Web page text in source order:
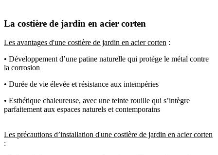
La costière de jardin en acier corten
Les avantages d'une costière de jardin en acier corten :
• Développement d’une patine naturelle qui protège le métal contre
la corrosion
• Durée de vie élevée et résistance aux intempéries
• Esthétique chaleureuse, avec une teinte rouille qui s’intègre
parfaitement aux espaces naturels et contemporains
Les précautions d’installation d'une costière de jardin en acier corten
: